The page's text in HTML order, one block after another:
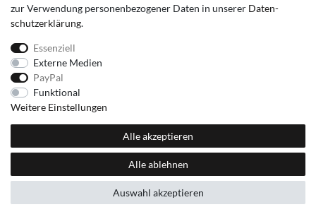
zur Verwendung personenbezogener Daten in unserer Daten­
schutz­erklärung.
Essenziell
Externe Medien
PayPal
Funktional
Weitere Einstellungen
Alle akzeptieren
Alle ablehnen
Auswahl akzeptieren